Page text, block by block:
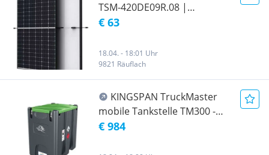
TSM-420DE09R.08 |
Photovoltaik Module | 420W
€ 63
18.04. - 18:01 Uhr
9821 Räuflach
KINGSPAN TruckMaster
mobile Tankstelle TM300 -
netto Eur. 820,--
€ 984